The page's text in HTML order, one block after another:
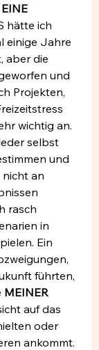
EINE
hätte ich
einige Jahre
aber die
und
Projekten,
wichtig an.
selbst
und
an
rasch
in
Ein
führten,
MEINER
auf das
oder
ankommt.